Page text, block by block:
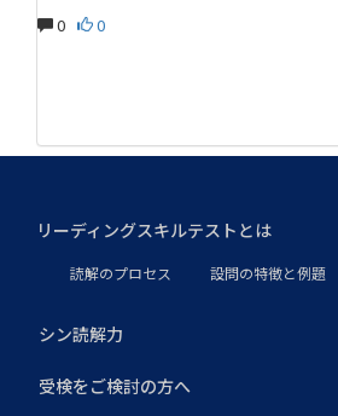
0 0
リーディングスキルテストとは
読解のプロセス 設問の特徴と例題
シン読解力
受検をご検討の方へ